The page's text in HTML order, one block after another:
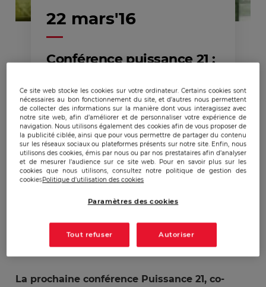
22 mars'16
Conférence puissance 21 :
fabricants d'intox
22/03/2016 Actualizado:
La prochaine conférence Puissance 21, co-
Ce site web stocke les cookies sur votre ordinateur. Certains cookies sont
nécessaires au bon fonctionnement du site, et d’autres nous permettent
de collecter des informations sur la manière dont vous interagissez avec
notre site web, afin d’améliorer et de personnaliser votre expérience de
navigation. Nous utilisons également des cookies afin de vous proposer de
la publicité ciblée, ainsi que pour vous permettre de partager du contenu
sur les réseaux sociaux ou plateformes présents sur notre site. Enfin, nous
utilisons des cookies, émis par nous ou par nos prestataires afin d’analyser
et de mesurer l’audience sur ce site web. Pour en savoir plus sur les
cookies que nous utilisons, consultez notre politique de gestion des
cookiesPolitique d'utilisation des cookies
Paramètres des cookies
Tout refuser Autoriser